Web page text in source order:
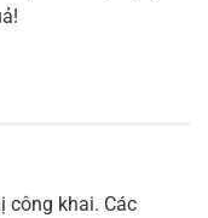
công khai. Các